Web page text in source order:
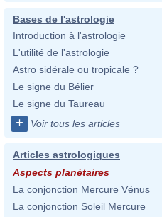
Bases de l'astrologie
Introduction à l'astrologie
L'utilité de l'astrologie
Astro sidérale ou tropicale ?
Le signe du Bélier
Le signe du Taureau
+ Voir tous les articles
Articles astrologiques
Aspects planétaires
La conjonction Mercure Vénus
La conjonction Soleil Mercure